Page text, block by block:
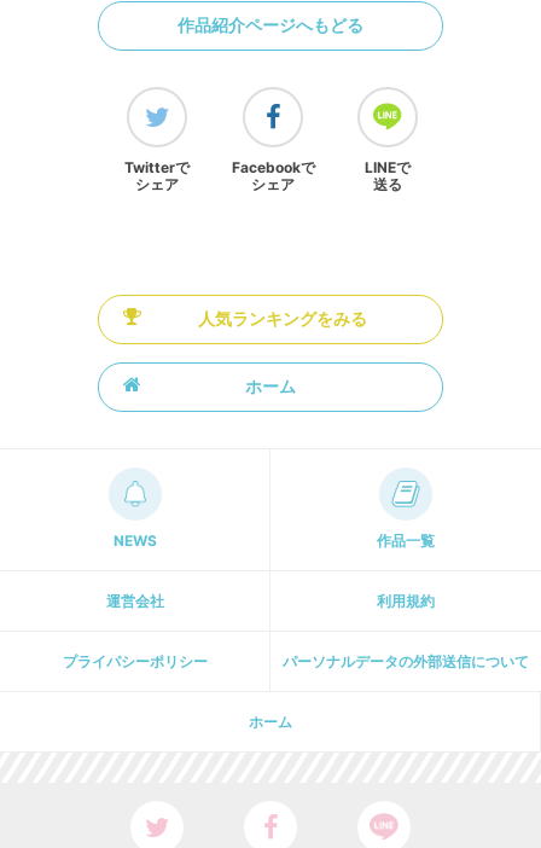
作品紹介ページへもどる
Twitterで
シェア
Facebookで
シェア
LINEで
送る
人気ランキングをみる
ホーム
NEWS 作品一覧
運営会社 利用規約
プライパシーポリシー パーソナルデータの外部送信について
ホーム